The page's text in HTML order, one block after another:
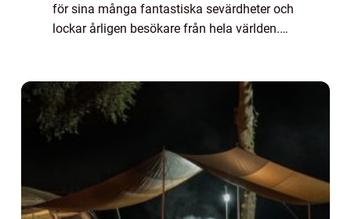
för sina många fantastiska sevärdheter och
lockar årligen besökare från hela världen.